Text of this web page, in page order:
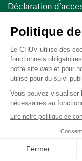
Déclaration
Cookies
(ouvre une
Dernière mise à